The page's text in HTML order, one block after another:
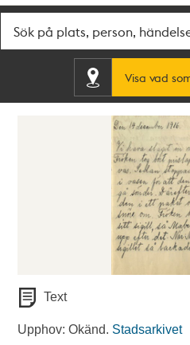
Visa vad
Text
Upphov: Okänd. Stadsarkivet